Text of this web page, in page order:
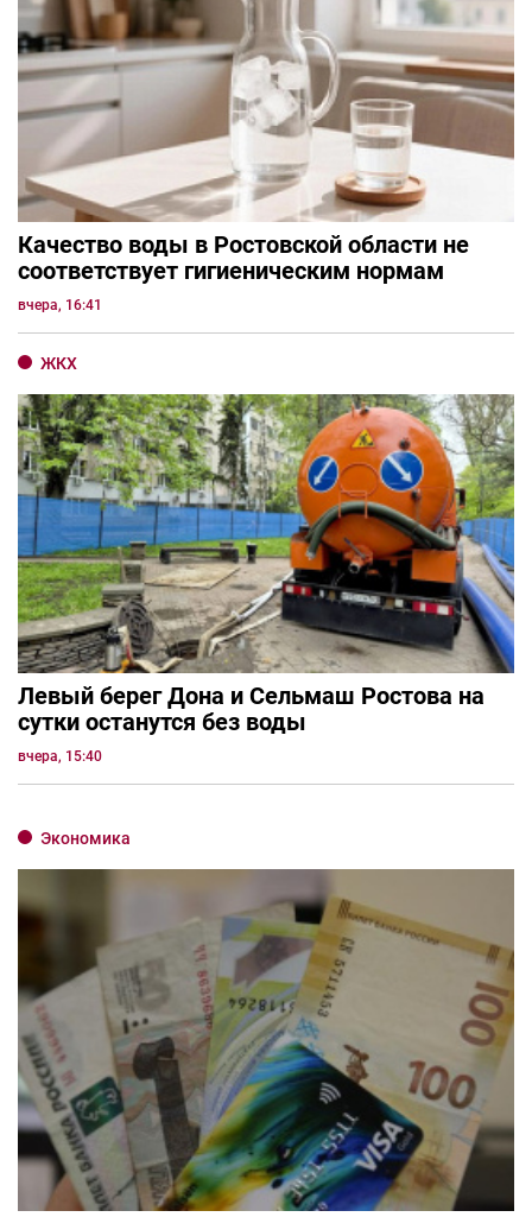
Качество воды в Ростовской области не
соответствует гигиеническим нормам
вчера, 16:41
ЖКХ
Левый берег Дона и Сельмаш Ростова на
сутки останутся без воды
вчера, 15:40
Экономика